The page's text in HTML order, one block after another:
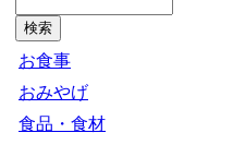
お食事
おみやげ
食品・食材